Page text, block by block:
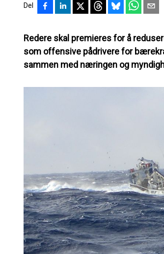
Del
Redere skal premieres for å
som offensive pådrivere for
sammen med næringen og